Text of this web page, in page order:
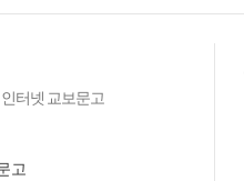
터넷 교보문고
고